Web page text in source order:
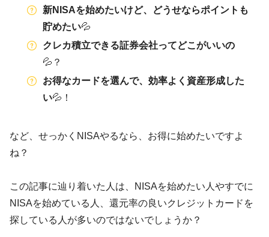
新NISAを始めたいけど、どうせならポイントも
貯めたい💦
クレカ積立できる証券会社ってどこがいいの
💦？
お得なカードを選んで、効率よく資産形成した
い💦！
など、せっかくNISAやるなら、お得に始めたいですよ
ね？
この記事に辿り着いた人は、NISAを始めたい人やすでに
NISAを始めている人、還元率の良いクレジットカードを
探している人が多いのではないでしょうか？